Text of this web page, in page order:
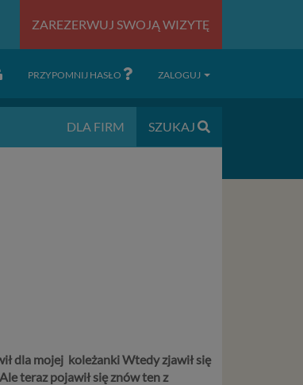
ZAREZERWUJ SWOJĄ WIZYTĘ
PRZYPOMNIJ HASŁO ZALOGUJ
DLA FIRM SZUKAJ
dla mojej koleżanki Wtedy zjawił się
teraz pojawił się znów ten z